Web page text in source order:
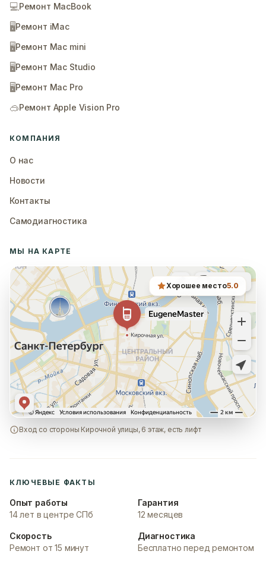
💻Ремонт MacBook
🖥️Ремонт iMac
🖥️Ремонт Mac mini
🖥️Ремонт Mac Studio
🖥️Ремонт Mac Pro
🥽Ремонт Apple Vision Pro
КОМПАНИЯ
О нас
Новости
Контакты
Самодиагностика
МЫ НА КАРТЕ
Хорошее место5.0
Вход со стороны Кирочной улицы, 6 этаж, есть лифт
КЛЮЧЕВЫЕ ФАКТЫ
Опыт работы
14 лет в центре СПб
Гарантия
12 месяцев
Скорость
Ремонт от 15 минут
Диагностика
Бесплатно перед ремонтом